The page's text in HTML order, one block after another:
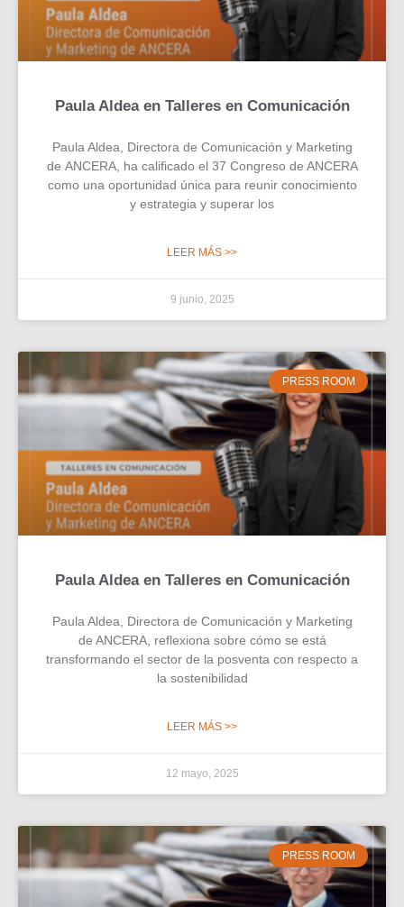
Paula Aldea en Talleres en Comunicación
Paula Aldea, Directora de Comunicación y Marketing
de ANCERA, ha calificado el 37 Congreso de ANCERA
como una oportunidad única para reunir conocimiento
y estrategia y superar los
LEER MÁS >>
9 junio, 2025
PRESS ROOM
Paula Aldea en Talleres en Comunicación
Paula Aldea, Directora de Comunicación y Marketing
de ANCERA, reflexiona sobre cómo se está
transformando el sector de la posventa con respecto a
la sostenibilidad
LEER MÁS >>
12 mayo, 2025
PRESS ROOM